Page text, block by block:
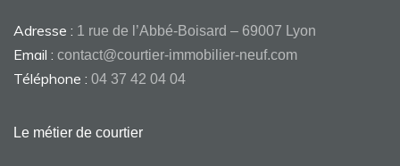
Adresse : 1 rue de l’Abbé-Boisard – 69007 Lyon
Email : contact@courtier-immobilier-neuf.com
Téléphone : 04 37 42 04 04
Le métier de courtier